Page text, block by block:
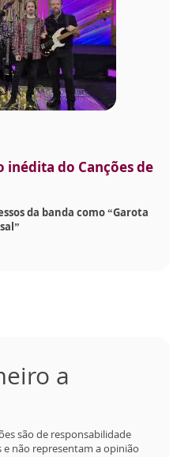
inédita do Canções de
da banda como “Garota
a
são de responsabilidade
e não representam a opinião